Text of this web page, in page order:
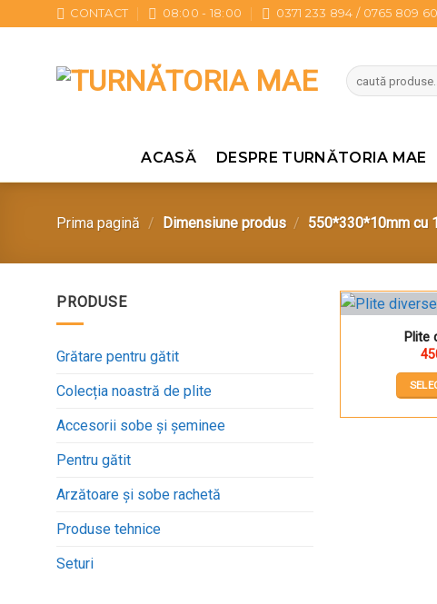
la
CONTACT 08:00 - 18:00 0371 233 894 / 0765 809
Caută
după:
ACASĂ DESPRE TURNĂTORIA MAE
Prima pagină / Dimensiune produs / 550*330*10mm cu
PRODUSE
Grătare pentru gătit
Colecția noastră de plite
Accesorii sobe și șeminee
Pentru gătit
Arzătoare și sobe rachetă
Produse tehnice
Seturi
Plite